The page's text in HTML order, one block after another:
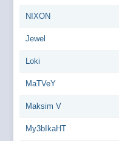
NIXON
Jewel
Loki
MaTVeY
Maksim V
My3bIkaHT